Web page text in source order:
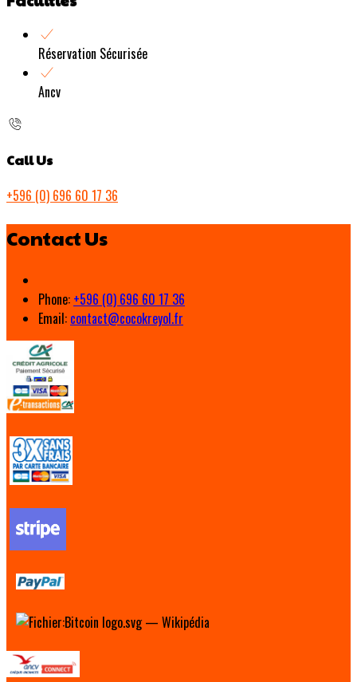
Réservation Sécurisée
Ancv
Call Us
+596 (0) 696 60 17 36
Contact Us
Phone: +596 (0) 696 60 17 36
Email: contact@cocokreyol.fr